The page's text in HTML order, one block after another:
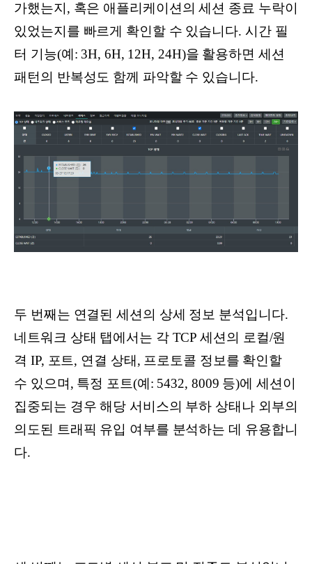
가했는지, 혹은 애플리케이션의 세션 종료 누락이
있었는지를 빠르게 확인할 수 있습니다. 시간 필
터 기능(예: 3H, 6H, 12H, 24H)을 활용하면 세션
패턴의 반복성도 함께 파악할 수 있습니다.
두 번째는 연결된 세션의 상세 정보 분석입니다.
네트워크 상태 탭에서는 각 TCP 세션의 로컬/원
격 IP, 포트, 연결 상태, 프로토콜 정보를 확인할
수 있으며, 특정 포트(예: 5432, 8009 등)에 세션이
집중되는 경우 해당 서비스의 부하 상태나 외부의
의도된 트래픽 유입 여부를 분석하는 데 유용합니
다.